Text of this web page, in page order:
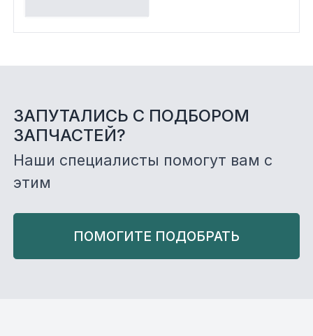
ЗАПУТАЛИСЬ С ПОДБОРОМ
ЗАПЧАСТЕЙ?
Наши специалисты помогут вам с
этим
ПОМОГИТЕ ПОДОБРАТЬ